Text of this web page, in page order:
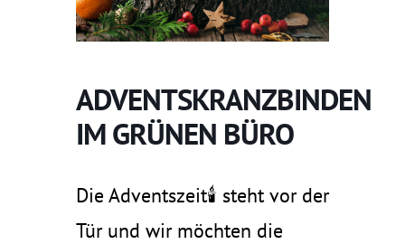
ADVENTSKRANZBINDEN
IM GRÜNEN BÜRO
Die Adventszeit🕯️ steht vor der
Tür und wir möchten die